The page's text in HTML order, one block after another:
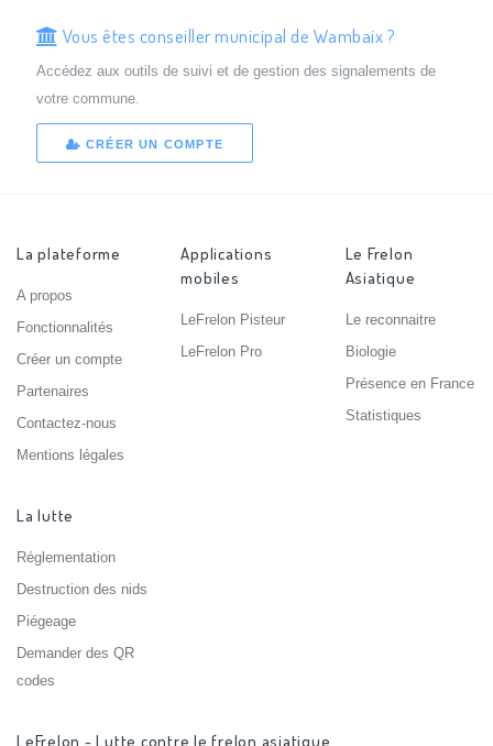
Vous êtes conseiller municipal de Wambaix ?
Accédez aux outils de suivi et de gestion des signalements de
votre commune.
CRÉER UN COMPTE
La plateforme
A propos
Fonctionnalités
Créer un compte
Partenaires
Contactez-nous
Mentions légales
Applications
mobiles
LeFrelon Pisteur
LeFrelon Pro
Le Frelon
Asiatique
Le reconnaitre
Biologie
Présence en France
Statistiques
La lutte
Réglementation
Destruction des nids
Piégeage
Demander des QR
codes
LeFrelon - Lutte contre le frelon asiatique